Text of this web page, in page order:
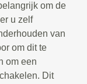
om de
u zelf
van
om dit te
om een
Dit